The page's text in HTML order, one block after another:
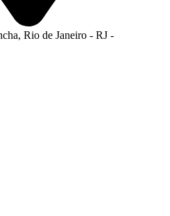
Rio de Janeiro - RJ -